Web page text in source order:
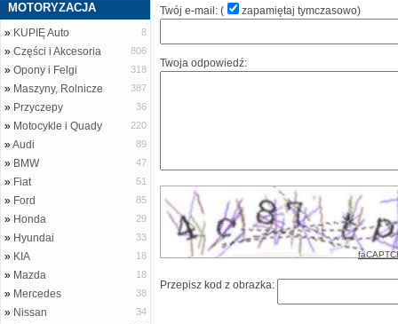
MOTORYZACJA
» KUPIĘ Auto 8
» Części i Akcesoria 806
» Opony i Felgi 318
» Maszyny, Rolnicze 387
» Przyczepy 36
» Motocykle i Quady 220
»Audi 89
» BMW 47
» Fiat 51
» Ford 85
» Honda 29
» Hyundai 33
» KIA 18
» Mazda 18
» Mercedes 38
» Nissan 34
Twój e-mail: ( zapamiętaj tymczasowo)
Twoja odpowiedź:
Przepisz kod z obrazka: